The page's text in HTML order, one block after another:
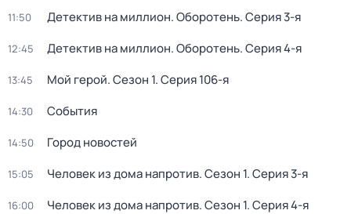
11:50 Детектив на миллион. Оборотень. Серия 3-я
12:45 Детектив на миллион. Оборотень. Серия 4-я
13:45 Мой герой. Сезон 1. Серия 106-я
14:30 События
14:50 Город новостей
15:05 Человек из дома напротив. Сезон 1. Серия 3-я
16:00 Человек из дома напротив. Сезон 1. Серия 4-я